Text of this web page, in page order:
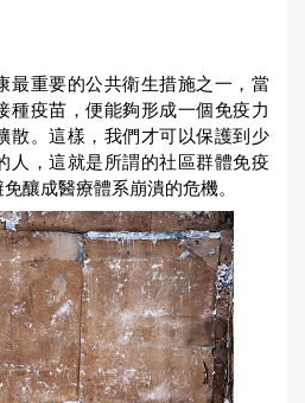
最重要的公共衛生措施之一，當
種疫苗，便能夠形成一個免疫力
散。這樣，我們才可以保護到少
人，這就是所謂的社區群體免疫
釀成醫療體系崩潰的危機。